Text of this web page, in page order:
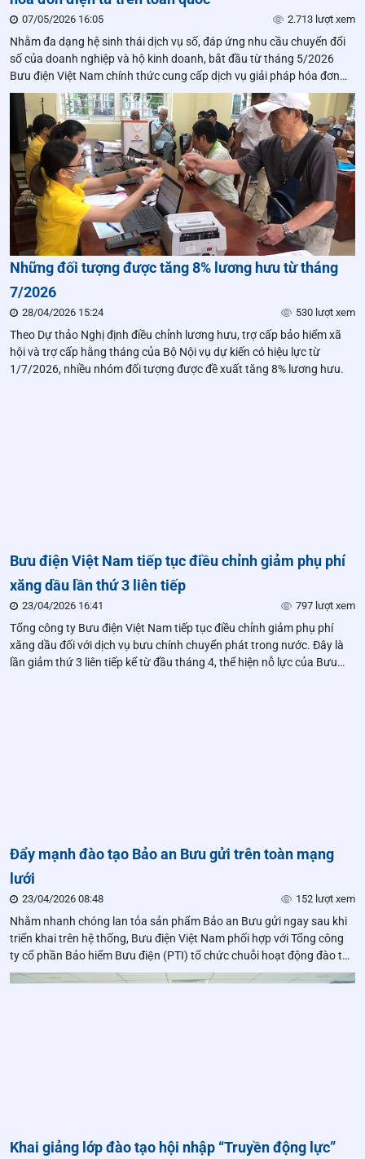
07/05/2026 16:05 2.713 lượt xem
Nhằm đa dạng hệ sinh thái dịch vụ số, đáp ứng nhu cầu chuyển đổi
số của doanh nghiệp và hộ kinh doanh, bắt đầu từ tháng 5/2026
Bưu điện Việt Nam chính thức cung cấp dịch vụ giải pháp hóa đơn
điện tử trên phạm vi toàn quốc thông qua hệ thống nền tảng số của
Tổng công ty.
Những đối tượng được tăng 8% lương hưu từ tháng
7/2026
28/04/2026 15:24 530 lượt xem
Theo Dự thảo Nghị định điều chỉnh lương hưu, trợ cấp bảo hiểm xã
hội và trợ cấp hằng tháng của Bộ Nội vụ dự kiến có hiệu lực từ
1/7/2026, nhiều nhóm đối tượng được đề xuất tăng 8% lương hưu.
Bưu điện Việt Nam tiếp tục điều chỉnh giảm phụ phí
xăng dầu lần thứ 3 liên tiếp
23/04/2026 16:41 797 lượt xem
Tổng công ty Bưu điện Việt Nam tiếp tục điều chỉnh giảm phụ phí
xăng dầu đối với dịch vụ bưu chính chuyển phát trong nước. Đây là
lần giảm thứ 3 liên tiếp kể từ đầu tháng 4, thể hiện nỗ lực của Bưu
Đẩy mạnh đào tạo Bảo an Bưu gửi trên toàn mạng
lưới
23/04/2026 08:48 152 lượt xem
Nhằm nhanh chóng lan tỏa sản phẩm Bảo an Bưu gửi ngay sau khi
triển khai trên hệ thống, Bưu điện Việt Nam phối hợp với Tổng công
ty cổ phần Bảo hiểm Bưu điện (PTI) tổ chức chuỗi hoạt động đào tạo
đồng loạt trên toàn mạng lưới, giúp đội ngũ sớm tiếp cận, hiểu đúng
Khai giảng lớp đào tạo hội nhập “Truyền động lực”